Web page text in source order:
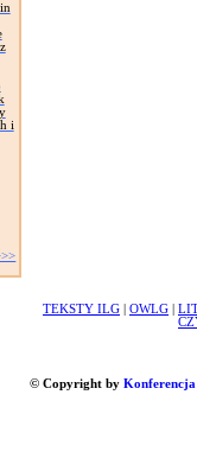
i
TEKSTY ILG OWLG
© Copyright by Konferencja